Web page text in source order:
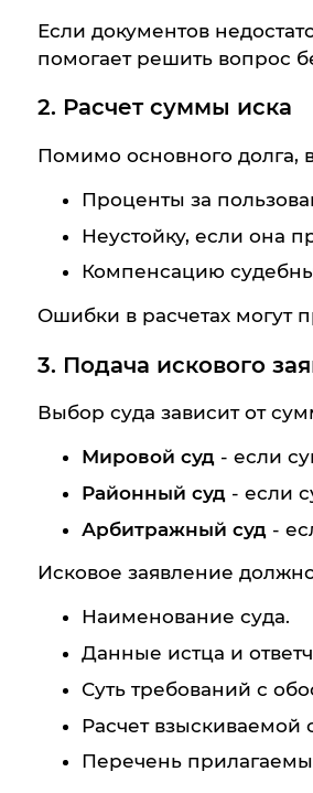
Если документов
помогает решить вопрос
2. Расчет суммы иска
Помимо основного долга,
Проценты за
Неустойку, если она
Компенсацию
Ошибки в расчетах могут
3. Подача искового
Выбор суда зависит от
Мировой суд- если
Районный суд- если
Арбитражный суд-
Исковое заявление
Наименование суда.
Данные истца и
Суть требований с
Расчет взыскиваемой
Перечень